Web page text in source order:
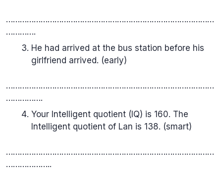
………………………………………………………………………………
………….
He had arrived at the bus station before his
girlfriend arrived. (early)
………………………………………………………………………………
…………….
Your Intelligent quotient (IQ) is 160. The
Intelligent quotient of Lan is 138. (smart)
………………………………………………………………………………
………………..